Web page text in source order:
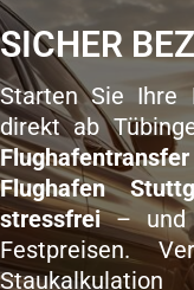
SICHER
Starten Sie Ihre
direkt ab
Flughafen
stressfrei– und
Festpreisen.